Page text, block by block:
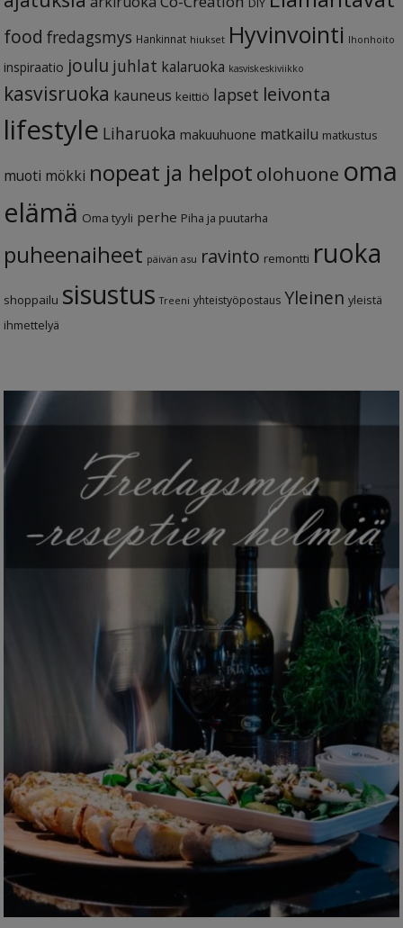
food fredagsmys Hankinnat hiukset Hyvinvointi Ihonhoito
inspiraatio joulu juhlat kalaruoka kasviskeskiviikko
kasvisruoka kauneus keittiö lapset leivonta
lifestyle Liharuoka makuuhuone matkailu matkustus
muoti mökki nopeat ja helpot olohuone oma
elämä Oma tyyli perhe Piha ja puutarha
puheenaiheet päivän asu ravinto remontti ruoka
shoppailu sisustus Treeni yhteistyöpostaus Yleinen yleistä
ihmettelyä